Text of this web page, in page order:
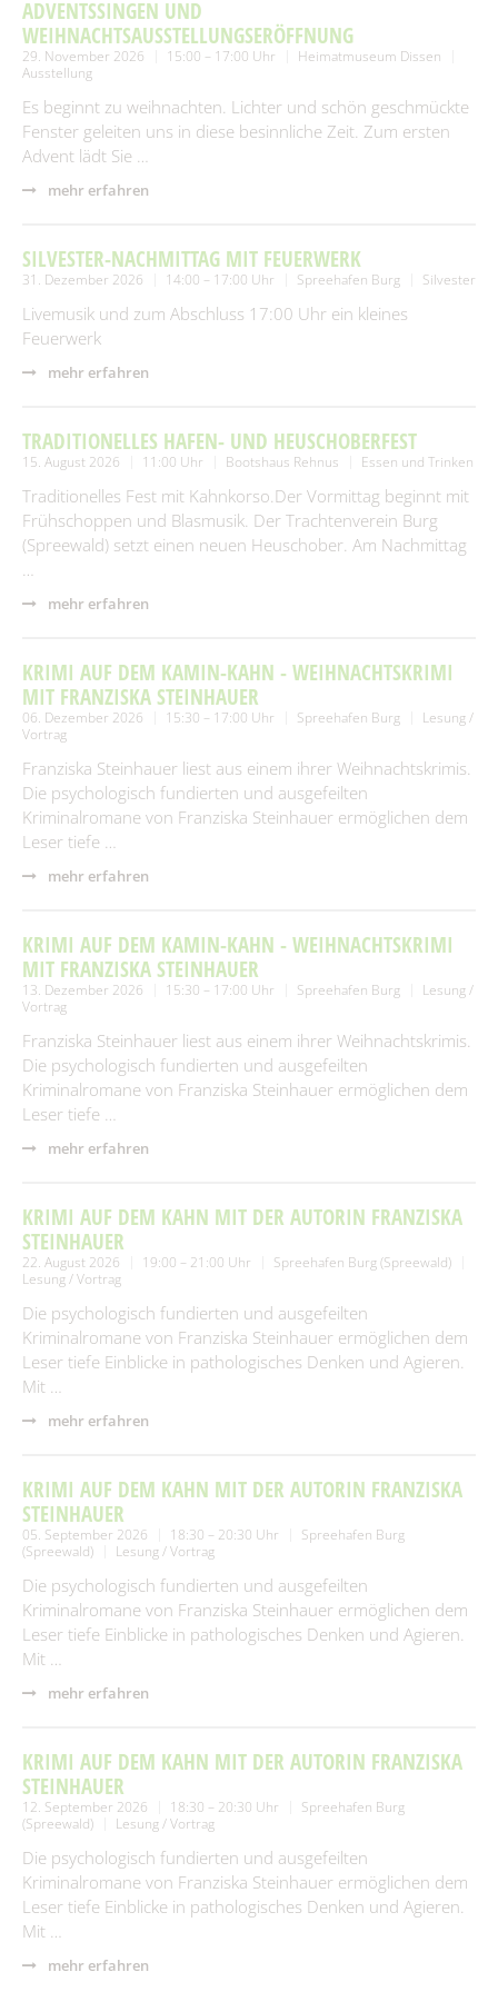
Fundtiere
Zahlen & Statistik
Formularservice
Spielplätze
Spenden & Sponsoring
Tourismus
ADVENTSSINGEN UND
WEIHNACHTSAUSSTELLUNGSERÖFFNUNG
29. November 2026 15:00 – 17:00 Uhr
Heimatmuseum Dissen
Ausstellung
Es beginnt zu weihnachten. Lichter und schön geschmückte
Fenster geleiten uns in diese besinnliche Zeit. Zum ersten
Advent lädt Sie …
mehr erfahren
SILVESTER-NACHMITTAG MIT FEUERWERK
31. Dezember 2026 14:00 – 17:00 Uhr Spreehafen Burg Silvester
Livemusik und zum Abschluss 17:00 Uhr ein kleines
Feuerwerk
mehr erfahren
TRADITIONELLES HAFEN- UND HEUSCHOBERFEST
15. August 2026 11:00 Uhr Bootshaus Rehnus Essen und Trinken
Traditionelles Fest mit Kahnkorso.Der Vormittag beginnt mit
Frühschoppen und Blasmusik. Der Trachtenverein Burg
(Spreewald) setzt einen neuen Heuschober. Am Nachmittag
…
mehr erfahren
KRIMI AUF DEM KAMIN-KAHN - WEIHNACHTSKRIMI
MIT FRANZISKA STEINHAUER
06. Dezember 2026 15:30 – 17:00 Uhr Spreehafen Burg
Lesung /
Vortrag
Franziska Steinhauer liest aus einem ihrer Weihnachtskrimis.
Die psychologisch fundierten und ausgefeilten
Kriminalromane von Franziska Steinhauer ermöglichen dem
Leser tiefe …
mehr erfahren
KRIMI AUF DEM KAMIN-KAHN - WEIHNACHTSKRIMI
MIT FRANZISKA STEINHAUER
13. Dezember 2026 15:30 – 17:00 Uhr Spreehafen Burg
Lesung /
Vortrag
Franziska Steinhauer liest aus einem ihrer Weihnachtskrimis.
Die psychologisch fundierten und ausgefeilten
Kriminalromane von Franziska Steinhauer ermöglichen dem
Leser tiefe …
mehr erfahren
KRIMI AUF DEM KAHN MIT DER AUTORIN FRANZISKA
STEINHAUER
22. August 2026 19:00 – 21:00 Uhr
Spreehafen Burg (Spreewald)
Lesung / Vortrag
Die psychologisch fundierten und ausgefeilten
Kriminalromane von Franziska Steinhauer ermöglichen dem
Leser tiefe Einblicke in pathologisches Denken und Agieren.
Mit …
mehr erfahren
KRIMI AUF DEM KAHN MIT DER AUTORIN FRANZISKA
STEINHAUER
05. September 2026 18:30 – 20:30 Uhr
Spreehafen Burg
(Spreewald)
Lesung / Vortrag
Die psychologisch fundierten und ausgefeilten
Kriminalromane von Franziska Steinhauer ermöglichen dem
Leser tiefe Einblicke in pathologisches Denken und Agieren.
Mit …
mehr erfahren
KRIMI AUF DEM KAHN MIT DER AUTORIN FRANZISKA
STEINHAUER
12. September 2026 18:30 – 20:30 Uhr
Spreehafen Burg
(Spreewald)
Lesung / Vortrag
Die psychologisch fundierten und ausgefeilten
Kriminalromane von Franziska Steinhauer ermöglichen dem
Leser tiefe Einblicke in pathologisches Denken und Agieren.
Mit …
mehr erfahren
SUCHEN